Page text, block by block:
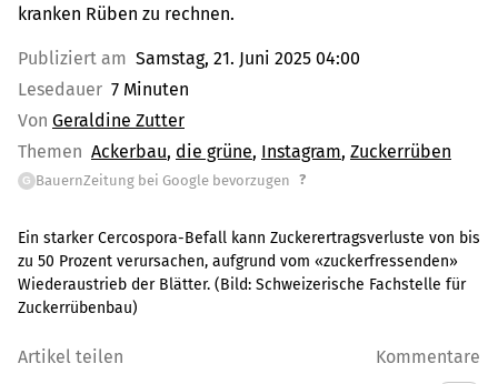
kranken Rüben zu rechnen.
Publiziert am Samstag, 21. Juni 2025 04:00
Lesedauer 7 Minuten
Von Geraldine Zutter
Themen Ackerbau die grüne Instagram Zuckerrüben
G BauernZeitung bei Google bevorzugen ?
Ein starker Cercospora-Befall kann Zuckerertragsverluste von bis
zu 50 Prozent verursachen, aufgrund vom «zuckerfressenden»
Wiederaustrieb der Blätter. (Bild: Schweizerische Fachstelle für
Zuckerrübenbau)
Artikel teilen Kommentare